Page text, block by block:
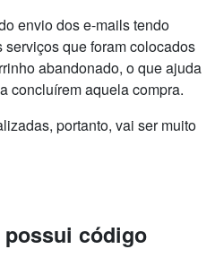
envio dos e-mails tendo
que foram colocados
abandonado, o que ajuda
concluírem aquela compra.
portanto, vai ser muito
possui código